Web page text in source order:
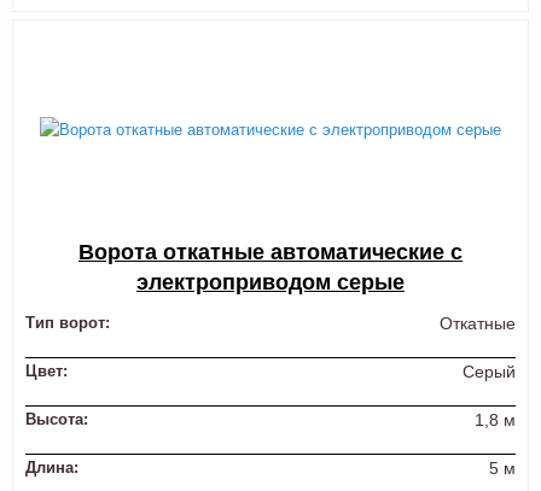
Ворота откатные автоматические с
электроприводом серые
Тип ворот: Откатные
Цвет: Серый
Высота: 1,8 м
Длина: 5 м